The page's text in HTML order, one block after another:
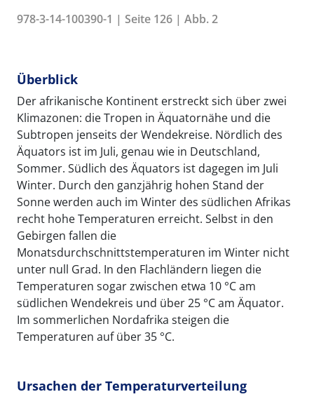
978-3-14-100390-1 | Seite 126 | Abb. 2
Überblick
Der afrikanische Kontinent erstreckt sich über zwei
Klimazonen: die Tropen in Äquatornähe und die
Subtropen jenseits der Wendekreise. Nördlich des
Äquators ist im Juli, genau wie in Deutschland,
Sommer. Südlich des Äquators ist dagegen im Juli
Winter. Durch den ganzjährig hohen Stand der
Sonne werden auch im Winter des südlichen Afrikas
recht hohe Temperaturen erreicht. Selbst in den
Gebirgen fallen die
Monatsdurchschnittstemperaturen im Winter nicht
unter null Grad. In den Flachländern liegen die
Temperaturen sogar zwischen etwa 10 °C am
südlichen Wendekreis und über 25 °C am Äquator.
Im sommerlichen Nordafrika steigen die
Temperaturen auf über 35 °C.
Ursachen der Temperaturverteilung